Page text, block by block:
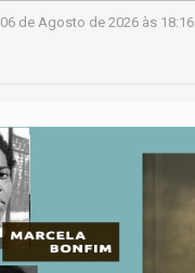
06 de Agosto de 2026 às 18:16